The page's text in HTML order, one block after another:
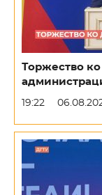
Торжество
19:22